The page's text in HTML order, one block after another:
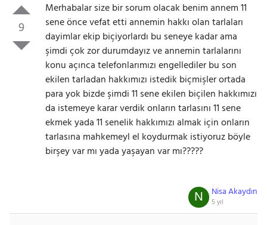
9
Merhabalar size bir sorum olacak benim annem 11
sene önce vefat etti annemin hakkı olan tarlaları
dayimlar ekip biçiyorlardı bu seneye kadar ama
şimdi çok zor durumdayız ve annemin tarlalarını
konu açınca telefonlarımızı engellediler bu son
ekilen tarladan hakkımızı istedik biçmişler ortada
para yok bizde şimdi 11 sene ekilen biçilen hakkımızı
da istemeye karar verdik onların tarlasını 11 sene
ekmek yada 11 senelik hakkımızı almak için onların
tarlasına mahkemeyl el koydurmak istiyoruz böyle
birşey var mı yada yaşayan var mı?????
Nisa Akaydın
5 yıl
N